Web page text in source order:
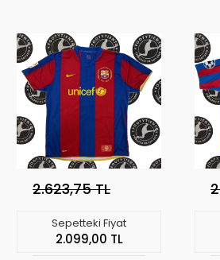
2.623,75 TL
Sepetteki Fiyat
2.099,00 TL